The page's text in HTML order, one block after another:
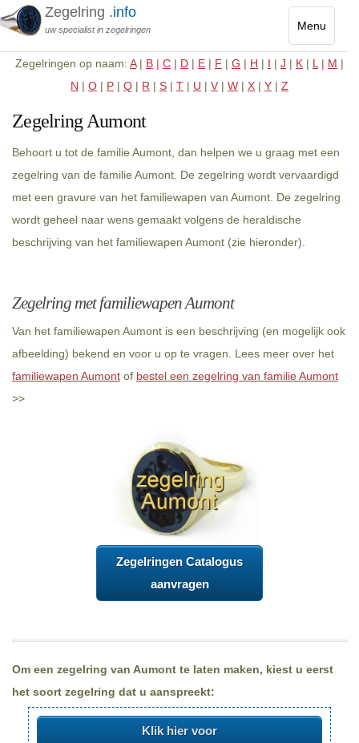
Menu
Toggle
Zegelring .info
uw specialist in zegelringen
Zegelringen op naam: A| B | C | D | E | F | G | H | I | J | K | L | M |
N | O | P | Q | R | S | T | U | V | W | X | Y | Z
Zegelring Aumont
Behoort u tot de familie Aumont, dan helpen we u graag met een
zegelring van de familie Aumont. De zegelring wordt vervaardigd
met een gravure van het familiewapen van Aumont. De zegelring
wordt geheel naar wens gemaakt volgens de heraldische
beschrijving van het familiewapen Aumont (zie hieronder).
Zegelring met familiewapen Aumont
Van het familiewapen Aumont is een beschrijving (en mogelijk ook
afbeelding) bekend en voor u op te vragen. Lees meer over het
familiewapen Aumont of bestel een zegelring van familie Aumont
>>
Zegelringen Catalogus
aanvragen
Om een zegelring van Aumont te laten maken, kiest u eerst
het soort zegelring dat u aanspreekt:
Klik hier voor